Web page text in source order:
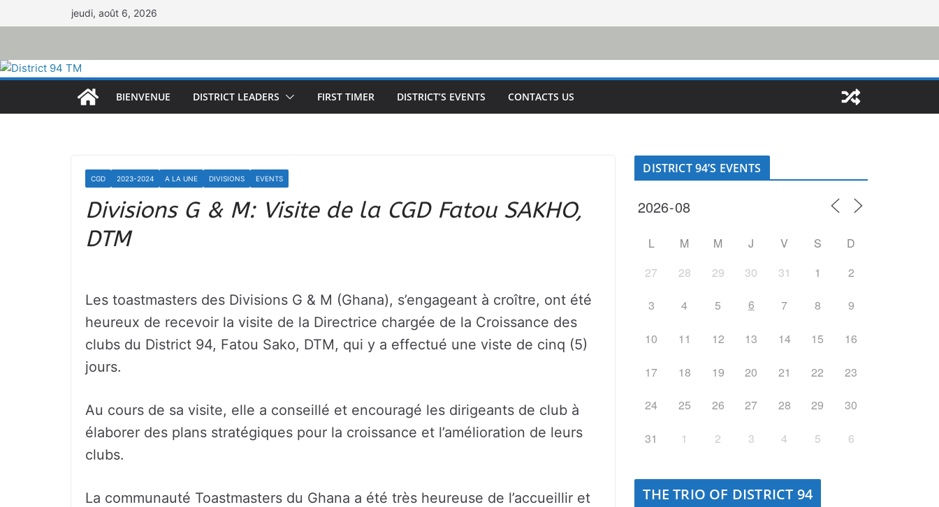
au
jeudi, août 6, 2026
BIENVENUE DISTRICT LEADERS FIRST TIMER DISTRICT’S EVENTS CONTACTS US
CGD 2023-2024 A LA UNE DIVISIONS EVENTS
Divisions G & M: Visite de la CGD Fatou SAKHO,
DTM
Les toastmasters des Divisions G & M (Ghana), s’engageant à croître, ont été
heureux de recevoir la visite de la Directrice chargée de la Croissance des
clubs du District 94, Fatou Sako, DTM, qui y a effectué une viste de cinq (5)
jours.
Au cours de sa visite, elle a conseillé et encouragé les dirigeants de club à
élaborer des plans stratégiques pour la croissance et l’amélioration de leurs
clubs.
La communauté Toastmasters du Ghana a été très heureuse de l’accueillir et
DISTRICT 94’S EVENTS
L M M J V S
D
27
28 29 30 31 1 2
3 4 5 6 7 8 9
10 11 12 13 14 15 16
17 18 19 20 21 22 23
24 25 26 27 28 29 30
31 1 2 3 4 5 6
THE TRIO OF DISTRICT 94